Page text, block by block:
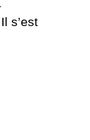
s’est